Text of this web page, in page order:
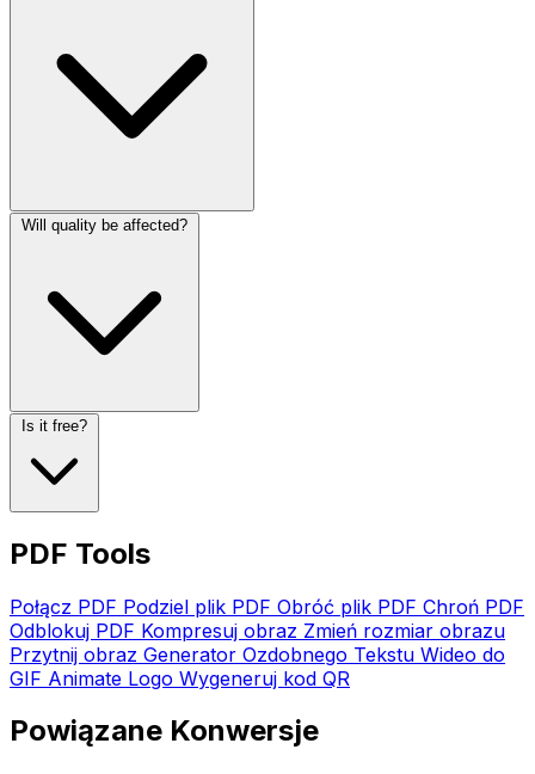
Will quality be affected?
Is it free?
PDF Tools
Połącz PDF Podziel plik PDF Obróć plik PDF Chroń PDF
Odblokuj PDF Kompresuj obraz Zmień rozmiar obrazu
Przytnij obraz Generator Ozdobnego Tekstu Wideo do
GIF Animate Logo Wygeneruj kod QR
Powiązane Konwersje